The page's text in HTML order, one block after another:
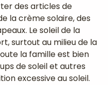
des articles de
la crème solaire, des
Le soleil de la
surtout au milieu de la
la famille est bien
de soleil et autres
excessive au soleil.